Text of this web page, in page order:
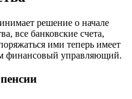
решение о начале
все банковские счета,
ими теперь имеет
финансовый управляющий.